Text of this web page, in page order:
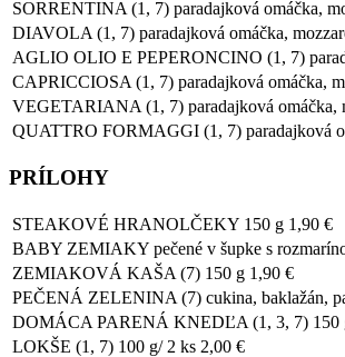
SORRENTINA (1, 7) paradajková omáčka,
DIAVOLA (1, 7) paradajková omáčka,
AGLIO OLIO E PEPERONCINO (1, 7)
CAPRICCIOSA (1, 7) paradajková omáčka,
VEGETARIANA (1, 7) paradajková omáčka,
QUATTRO FORMAGGI (1, 7) paradajková
PRÍLOHY
STEAKOVÉ HRANOLČEKY 150 g 1,90 €
BABY ZEMIAKY pečené v šupke s
ZEMIAKOVÁ KAŠA (7) 150 g 1,90 €
PEČENÁ ZELENINA (7) cukina, baklažán,
DOMÁCA PARENÁ KNEDĽA (1, 3, 7) 150
LOKŠE (1, 7) 100 g/ 2 ks 2,00 €